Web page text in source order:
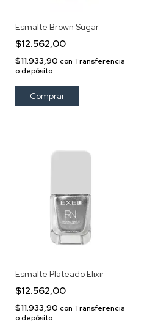
Esmalte Brown Sugar
$12.562,00
$11.933,90 con Transferencia
o depósito
Esmalte Plateado Elixir
$12.562,00
$11.933,90 con Transferencia
o depósito